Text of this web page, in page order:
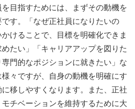
目指すためには、まずその動機を
す。「なぜ正社員になりたいの
けることで、目標を明確化できま
たい」「キャリアアップを図りた
門的なポジションに就きたい」な
々ですが、自身の動機を明確にす
移しやすくなります。また、正社
チベーションを維持するために大